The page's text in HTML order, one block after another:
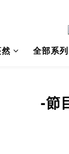
全部系列
-節